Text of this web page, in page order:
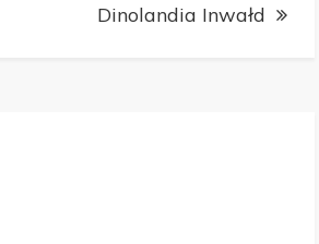
Dinolandia Inwałd